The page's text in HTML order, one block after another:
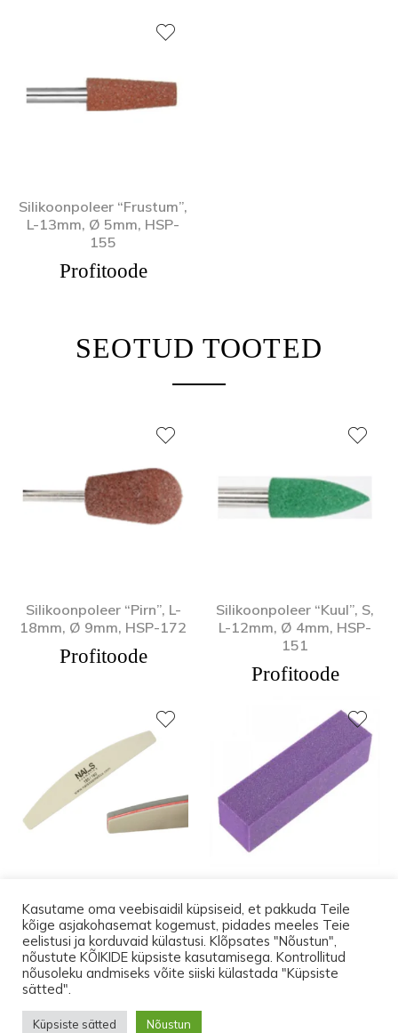
Kuni 17.augustini on transport Eesti-siseselt
pakiautomaati TASUTA. Ostes tooteid vähemalt
Silikoonpoleer “Frustum”,
L-13mm, Ø 5mm, HSP-
155
Profitoode
SEOTUD TOOTED
Silikoonpoleer “Pirn”, L-
18mm, Ø 9mm, HSP-172
Profitoode
Silikoonpoleer “Kuul”, S,
L-12mm, Ø 4mm, HSP-
151
Profitoode
2,11€
lilla
0,91€
© 2026 Lootos Ettevõtted OÜ. Tallinn PODOPHARM® Kõik õigused
Kasutame oma veebisaidil küpsiseid, et pakkuda Teile
kõige asjakohasemat kogemust, pidades meeles Teie
eelistusi ja korduvaid külastusi. Klõpsates "Nõustun",
nõustute KÕIKIDE küpsiste kasutamisega. Kontrollitud
nõusoleku andmiseks võite siiski külastada "Küpsiste
sätted".
Küpsiste sätted Nõustun